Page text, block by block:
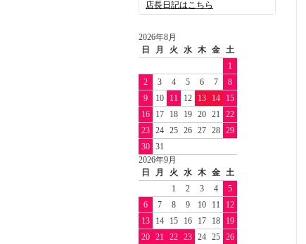
店長日記はこちら
2026年8月
日
月 火 水 木 金 土
1
2
3 4 5 6 7
8
9
10 11 12 13 14
15
16
17 18 19 20 21
22
23 24 25 26 27 28 29
30 31
2026年9月
日
月 火 水 木 金 土
1
2 3 4
5
6
7 8 9 10 11
12
13
14 15 16 17 18
19
20 21 22 23 24 25 26